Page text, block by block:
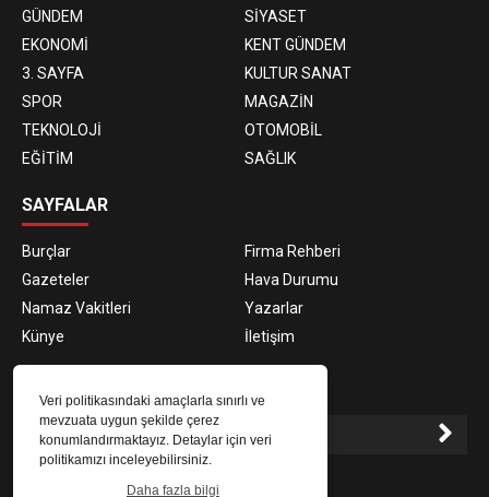
Veri politikasındaki amaçlarla sınırlı ve
mevzuata uygun şekilde çerez
konumlandırmaktayız. Detaylar için veri
politikamızı inceleyebilirsiniz.
Daha fazla bilgi
GÜNDEM
SİYASET
EKONOMİ
KENT GÜNDEM
3. SAYFA
KULTUR SANAT
SPOR
MAGAZİN
TEKNOLOJİ
OTOMOBİL
EĞİTİM
SAĞLIK
SAYFALAR
Burçlar
Firma Rehberi
Gazeteler
Hava Durumu
Namaz Vakitleri
Yazarlar
Künye
İletişim